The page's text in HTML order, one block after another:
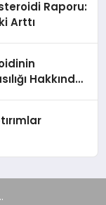
Raporu:
Arttı
Hakkında